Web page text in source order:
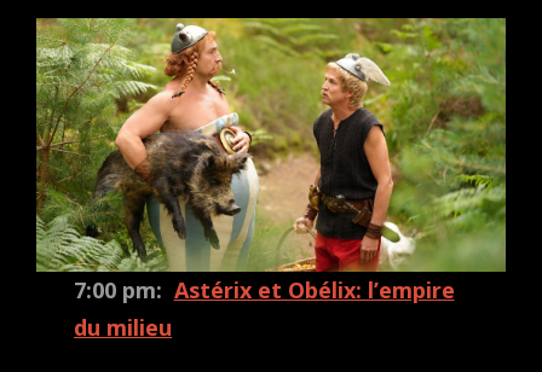
7:00 pm: Astérix et Obélix: l’empire
du milieu